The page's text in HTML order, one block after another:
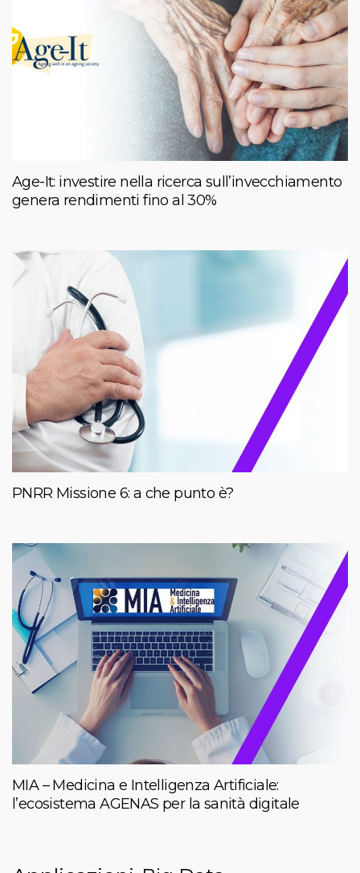
Age-It: investire nella ricerca sull’invecchiamento
genera rendimenti fino al 30%
PNRR Missione 6: a che punto è?
MIA – Medicina e Intelligenza Artificiale:
l’ecosistema AGENAS per la sanità digitale